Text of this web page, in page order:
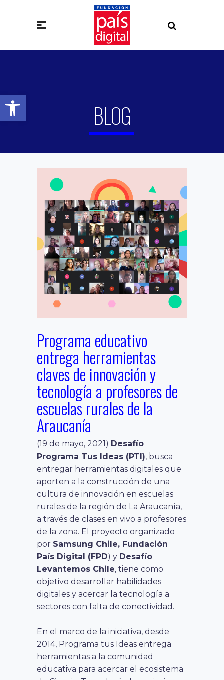
Abrir barra de herramientas
BLOG
Programa educativo
entrega herramientas
claves de innovación y
tecnología a profesores de
escuelas rurales de la
Araucanía
(19 de mayo, 2021) Desafío
Programa Tus Ideas (PTI), busca
entregar herramientas digitales que
aporten a la construcción de una
cultura de innovación en escuelas
rurales de la región de La Araucanía,
a través de clases en vivo a profesores
de la zona. El proyecto organizado
por Samsung Chile, Fundación
País Digital (FPD) y Desafío
Levantemos Chile, tiene como
objetivo desarrollar habilidades
digitales y acercar la tecnología a
sectores con falta de conectividad.
En el marco de la iniciativa, desde
2014, Programa tus Ideas entrega
herramientas a la comunidad
educativa para acercar el ecosistema